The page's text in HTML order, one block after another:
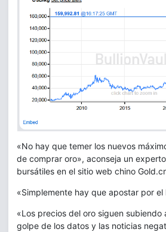
«No hay que temer los nuevos
de comprar oro», aconseja un
bursátiles en el sitio web chino
«Simplemente hay que apostar por el
«Los precios del oro siguen subiendo
golpe de los datos y las noticias